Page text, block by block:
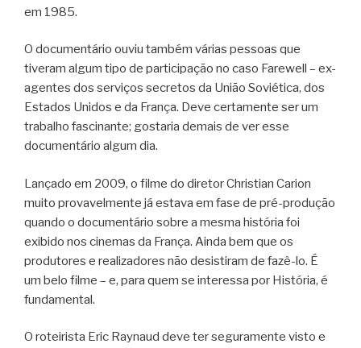
em 1985.
O documentário ouviu também várias pessoas que
tiveram algum tipo de participação no caso Farewell – ex-
agentes dos serviços secretos da União Soviética, dos
Estados Unidos e da França. Deve certamente ser um
trabalho fascinante; gostaria demais de ver esse
documentário algum dia.
Lançado em 2009, o filme do diretor Christian Carion
muito provavelmente já estava em fase de pré-produção
quando o documentário sobre a mesma história foi
exibido nos cinemas da França. Ainda bem que os
produtores e realizadores não desistiram de fazê-lo. É
um belo filme – e, para quem se interessa por História, é
fundamental.
O roteirista Eric Raynaud deve ter seguramente visto e